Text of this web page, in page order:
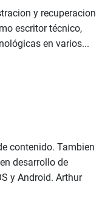
y recuperacion
escritor técnico,
en varios...
contenido. Tambien
desarrollo de
y Android. Arthur